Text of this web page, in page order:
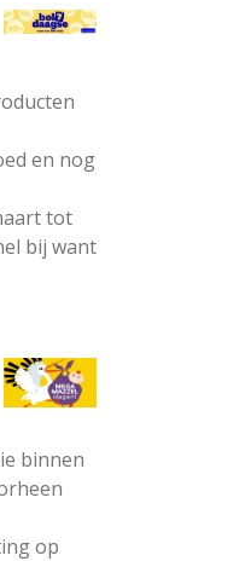
en nog
tot
bij want
binnen
op